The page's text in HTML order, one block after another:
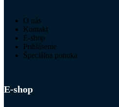
O nás
Kontakt
E-shop
Prihlásenie
Špeciálna ponuka
E-shop